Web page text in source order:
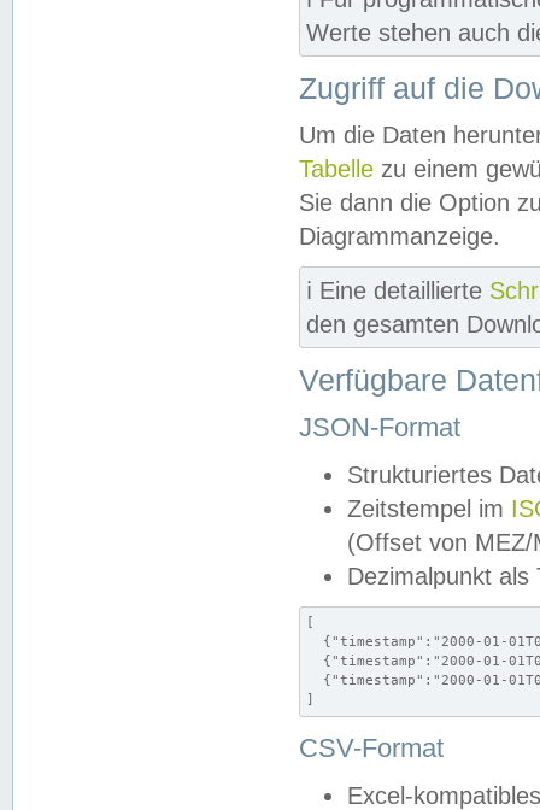
Werte stehen auch
Zugriff auf die
Um die Daten
Tabelle zu einem
Sie dann die Option
Diagrammanzeige.
ℹ️ Eine detaillierte
den gesamten
Verfügbare
JSON-Format
Strukturiertes
Zeitstempel im
(Offset von MEZ/
Dezimalpunkt als
[
{"timestamp":"2000-01-
{"timestamp":"2000-01-
{"timestamp":"2000-01-
]
CSV-Format
Excel-